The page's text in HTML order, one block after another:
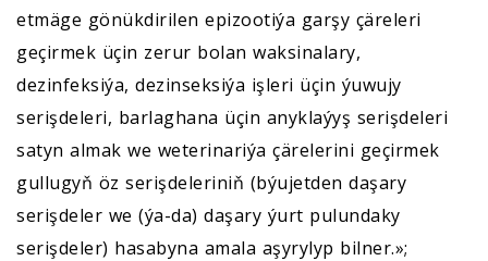
etmäge gönükdirilen epizootiýa garşy çäreleri
geçirmek üçin zerur bolan waksinalary,
dezinfeksiýa, dezinseksiýa işleri üçin ýuwujy
serişdeleri, barlaghana üçin anyklaýyş serişdeleri
satyn almak we weterinariýa çärelerini geçirmek
gullugyň öz serişdeleriniň (býujetden daşary
serişdeler we (ýa-da) daşary ýurt pulundaky
serişdeler) hasabyna amala aşyrylyp bilner.»;